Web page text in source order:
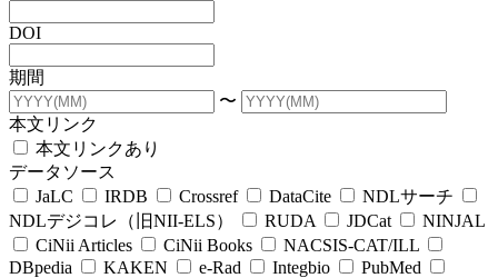
DOI
期間
〜
本文リンク
本文リンクあり
データソース
JaLC
IRDB Crossref DataCite
NDLサーチ
NDLデジコレ（旧NII-ELS）
RUDA JDCat
NINJAL
CiNii Articles
CiNii Books
NACSIS-CAT/ILL
DBpedia
KAKEN e-Rad Integbio
PubMed